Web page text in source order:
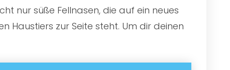
nur süße Fellnasen, die auf ein neues
Haustiers zur Seite steht. Um dir deinen